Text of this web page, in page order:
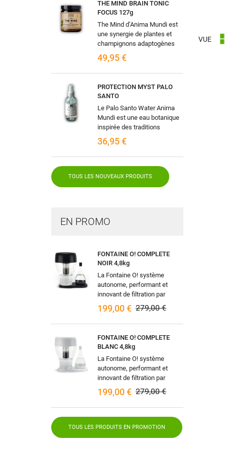
THE MIND BRAIN TONIC
FOCUS 127g
The Mind d’Anima Mundi est
une synergie de plantes et
champignons adaptogènes
sélectionnés pour
accompagner les fonctions
cognitives, la...
49,95 €
PROTECTION MYST PALO
SANTO
Le Palo Santo Water Anima
Mundi est une eau botanique
inspirée des traditions
ancestrales d’Amérique du
Sud où le Palo Santo, “bois
sacré”, est...
36,95 €
TOUS LES NOUVEAUX PRODUITS
EN PROMO
FONTAINE O! COMPLETE
NOIR 4,8kg
La Fontaine O! système
autonome, performant et
innovant de filtration par
gravité naturelle, pouvant être
raccordée à votre arrivée
d'eau (en...
199,00 € 279,00 €
FONTAINE O! COMPLETE
BLANC 4,8kg
La Fontaine O! système
autonome, performant et
innovant de filtration par
gravité naturelle, pouvant être
raccordée à votre arrivée
d'eau (en...
199,00 € 279,00 €
TOUS LES PRODUITS EN PROMOTION
VUE